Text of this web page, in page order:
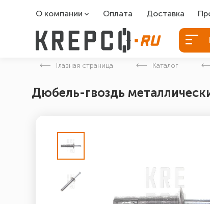
О компании
О компании
Оплата Доставка
Главная страница Каталог
Дюбель-гвоздь